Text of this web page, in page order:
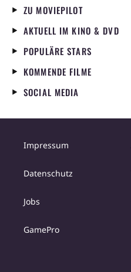
ZU MOVIEPILOT
AKTUELL IM KINO & DVD
POPULÄRE STARS
KOMMENDE FILME
SOCIAL MEDIA
Impressum
Datenschutz
Jobs
GamePro